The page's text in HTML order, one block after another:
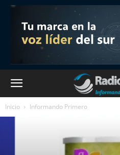
Inicio Informando Primero